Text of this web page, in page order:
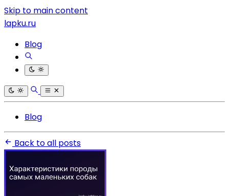
Skip to main content
lapku.ru
Blog
Blog
Back to all posts